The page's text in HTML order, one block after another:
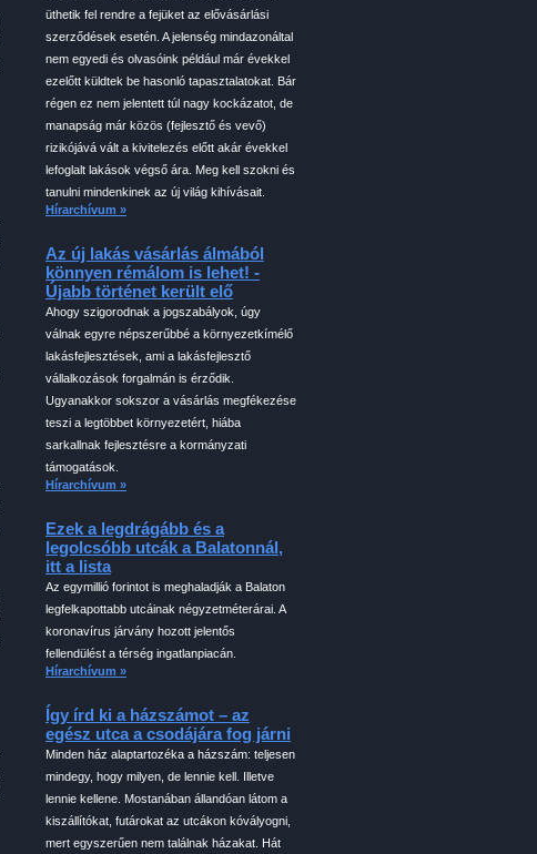
üthetik fel rendre a fejüket az elővásárlási
szerződések esetén. A jelenség mindazonáltal
nem egyedi és olvasóink például már évekkel
ezelőtt küldtek be hasonló tapasztalatokat. Bár
régen ez nem jelentett túl nagy kockázatot, de
manapság már közös (fejlesztő és vevő)
rizikójává vált a kivitelezés előtt akár évekkel
lefoglalt lakások végső ára. Meg kell szokni és
tanulni mindenkinek az új világ kihívásait.
Hírarchívum »
Az új lakás vásárlás álmából
könnyen rémálom is lehet! -
Újabb történet került elő
Ahogy szigorodnak a jogszabályok, úgy
válnak egyre népszerűbbé a környezetkímélő
lakásfejlesztések, ami a lakásfejlesztő
vállalkozások forgalmán is érződik.
Ugyanakkor sokszor a vásárlás megfékezése
teszi a legtöbbet környezetért, hiába
sarkallnak fejlesztésre a kormányzati
támogatások.
Hírarchívum »
Ezek a legdrágább és a
legolcsóbb utcák a Balatonnál,
itt a lista
Az egymillió forintot is meghaladják a Balaton
legfelkapottabb utcáinak négyzetméterárai. A
koronavírus járvány hozott jelentős
fellendülést a térség ingatlanpiacán.
Hírarchívum »
Így írd ki a házszámot – az
egész utca a csodájára fog járni
Minden ház alaptartozéka a házszám: teljesen
mindegy, hogy milyen, de lennie kell. Illetve
lennie kellene. Mostanában állandóan látom a
kiszállítókat, futárokat az utcákon kóvályogni,
mert egyszerűen nem találnak házakat. Hát